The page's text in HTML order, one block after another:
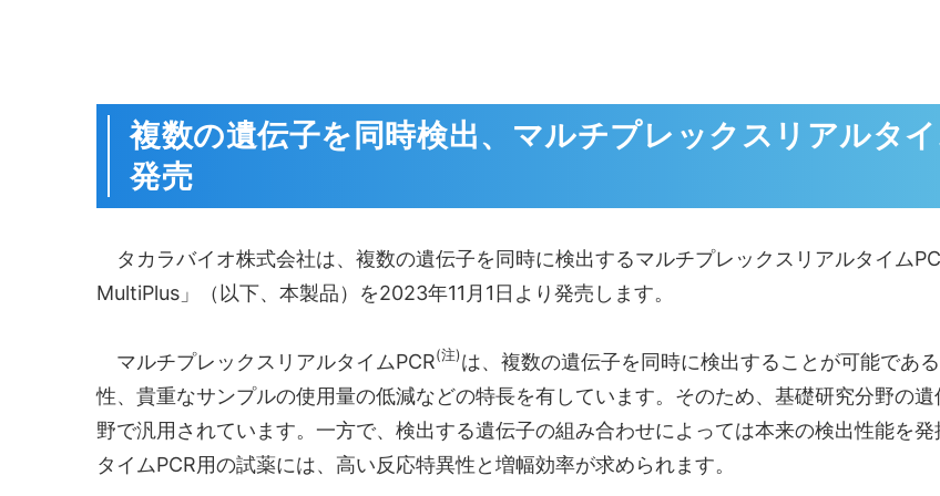
複数の遺伝子を同時検出、マルチプレックスリアルタ
発売
タカラバイオ株式会社は、複数の遺伝子を同時に検出するマルチプレックスリアルタイム
MultiPlus」（以下、本製品）を2023年11月1日より発売します。
マルチプレックスリアルタイムPCR(注)は、複数の遺伝子を同時に検出することが可能であ
性、貴重なサンプルの使用量の低減などの特長を有しています。そのため、基礎研究分野の
野で汎用されています。一方で、検出する遺伝子の組み合わせによっては本来の検出性能を
タイムPCR用の試薬には、高い反応特異性と増幅効率が求められます。